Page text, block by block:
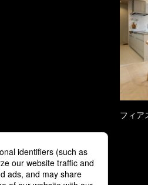
フィ